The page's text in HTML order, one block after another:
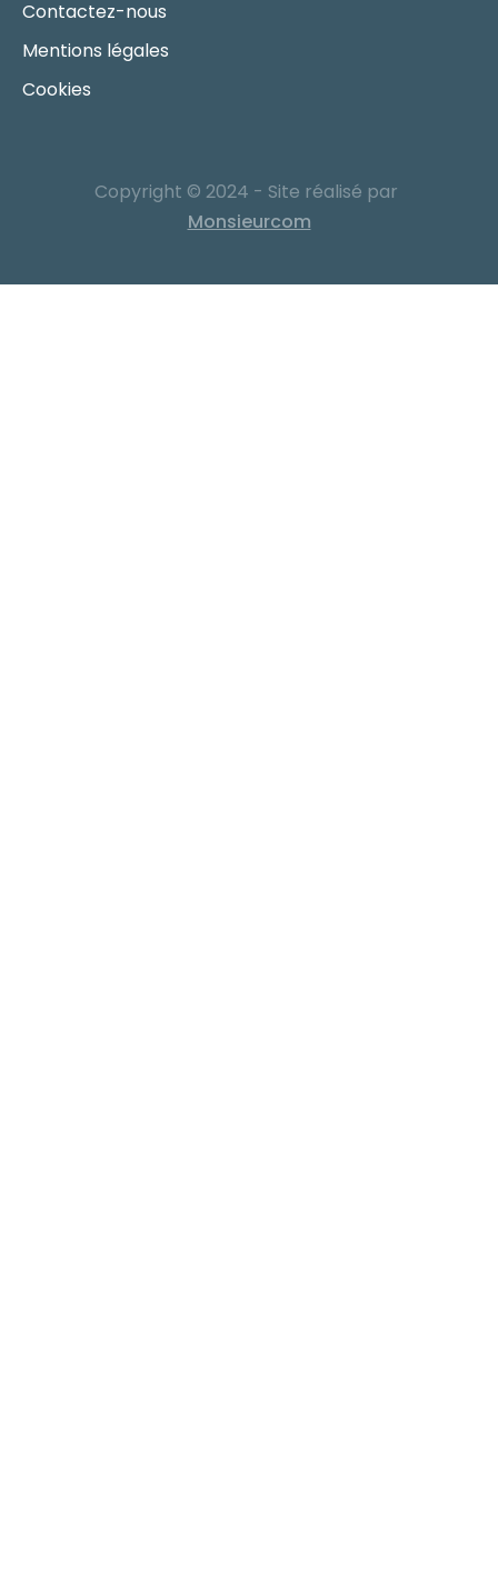
Contactez-nous
Mentions légales
Cookies
Copyright © 2024 - Site réalisé par
Monsieurcom